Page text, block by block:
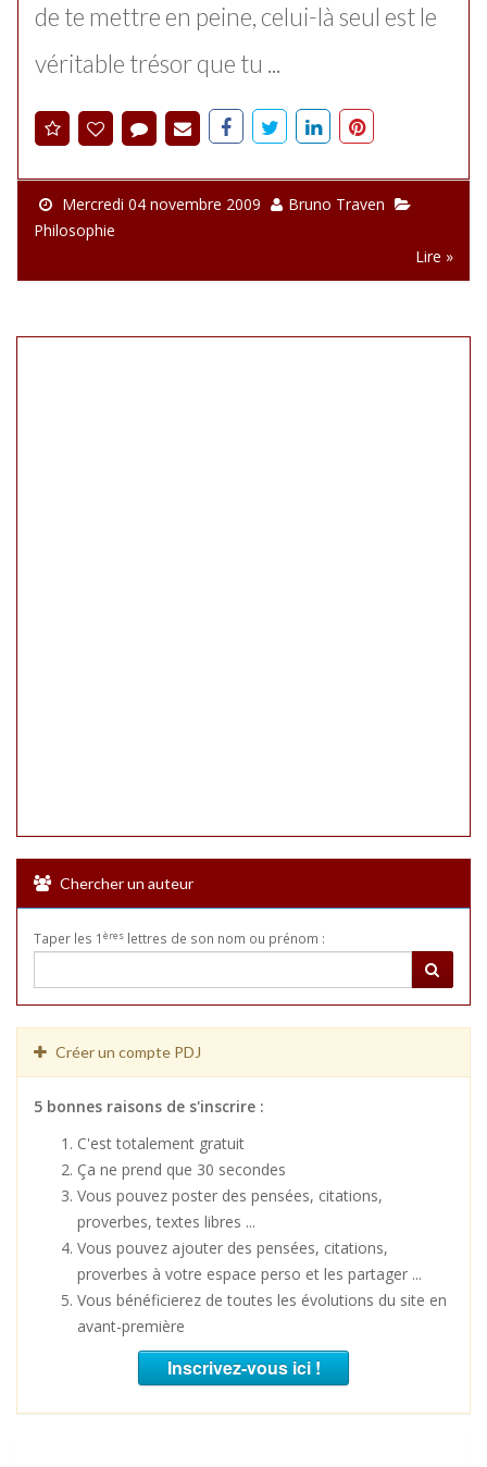
de te mettre en peine, celui-là seul est le
véritable trésor que tu ...
Mercredi 04 novembre 2009
Bruno Traven
Philosophie
Lire »
Chercher un auteur
Taper les 1 ères lettres de son nom ou prénom :
Créer un compte PDJ
5 bonnes raisons de s'inscrire :
C'est totalement gratuit
Ça ne prend que 30 secondes
Vous pouvez poster des pensées, citations,
proverbes, textes libres ...
Vous pouvez ajouter des pensées, citations,
proverbes à votre espace perso et les partager ...
Vous bénéficierez de toutes les évolutions du site en
avant-première
Inscrivez-vous ici !